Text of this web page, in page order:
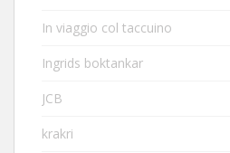
In viaggio col taccuino
Ingrids boktankar
JCB
krakri